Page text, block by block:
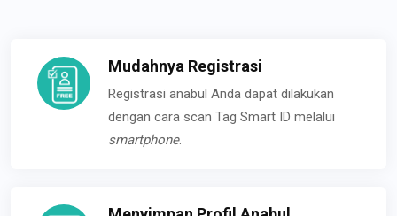
Mudahnya Registrasi
Registrasi anabul Anda dapat dilakukan
dengan cara scan Tag Smart ID melalui
smartphone.